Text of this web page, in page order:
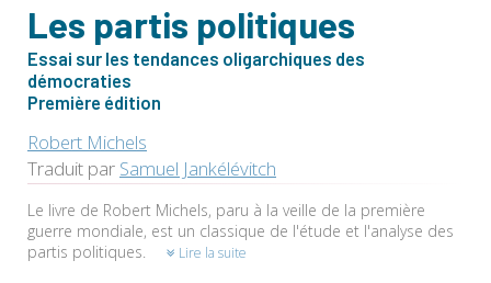
Les partis politiques
Essai sur les tendances oligarchiques des
démocraties
Première édition
Robert Michels
Traduit par Samuel Jankélévitch
Le livre de Robert Michels, paru à la veille de la première
guerre mondiale, est un classique de l'étude et l'analyse des
partis politiques.
Lire la suite